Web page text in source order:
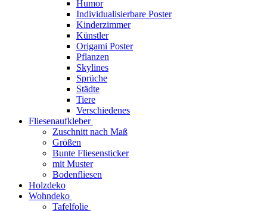
Humor
Individualisierbare Poster
Kinderzimmer
Künstler
Origami Poster
Pflanzen
Skylines
Sprüche
Städte
Tiere
Verschiedenes
Fliesenaufkleber
Zuschnitt nach Maß
Größen
Bunte Fliesensticker
mit Muster
Bodenfliesen
Holzdeko
Wohndeko
Tafelfolie